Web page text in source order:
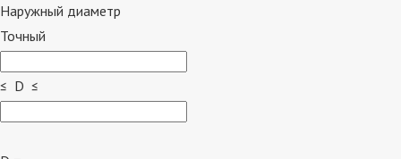
Наружный диаметр
Точный
≤ D ≤